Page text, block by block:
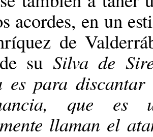
acordes, en un
de
su Silva de
es para
que es
llaman el